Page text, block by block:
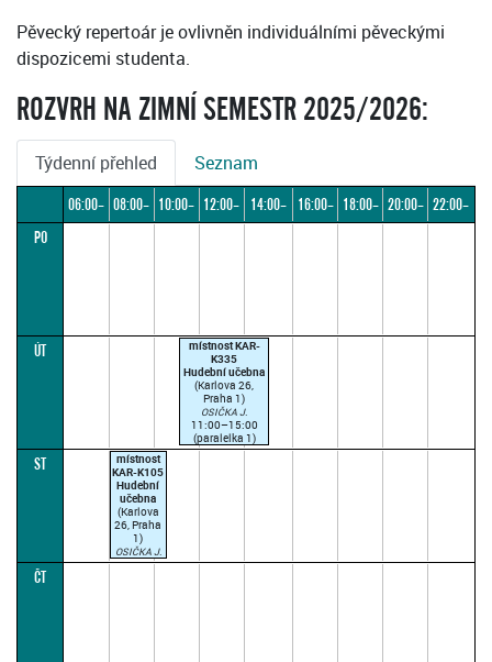
Pěvecký repertoár je ovlivněn individuálními pěveckými
dispozicemi studenta.
ROZVRH NA ZIMNÍ SEMESTR 2025/2026:
Týdenní přehled Seznam
06:00– 08:00– 10:00– 12:00–
14:00–
16:00– 18:00– 20:00– 22:00–
PO
ÚT
místnost KAR-
K335
Hudební učebna
(Karlova 26,
Praha 1)
OSIČKA J.
11:00–15:00
(paralelka 1)
ST
místnost
KAR-K105
Hudební
učebna
(Karlova
26, Praha
1)
OSIČKA J.
08:00–
ČT